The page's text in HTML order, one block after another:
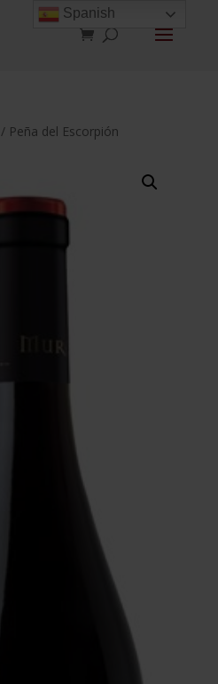
/ Peña del Escorpión
Spanish